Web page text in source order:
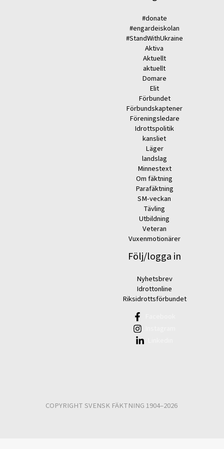
#donate
#engardeiskolan
#StandWithUkraine
Aktiva
Aktuellt
aktuellt
Domare
Elit
Förbundet
Förbundskaptener
Föreningsledare
Idrottspolitik
kansliet
Läger
landslag
Minnestext
Om fäktning
Parafäktning
SM-veckan
Tävling
Utbildning
Veteran
Vuxenmotionärer
Följ/logga in
Nyhetsbrev
Idrottonline
Riksidrottsförbundet
COPYRIGHT SVENSK FÄKTNING 1904–2026